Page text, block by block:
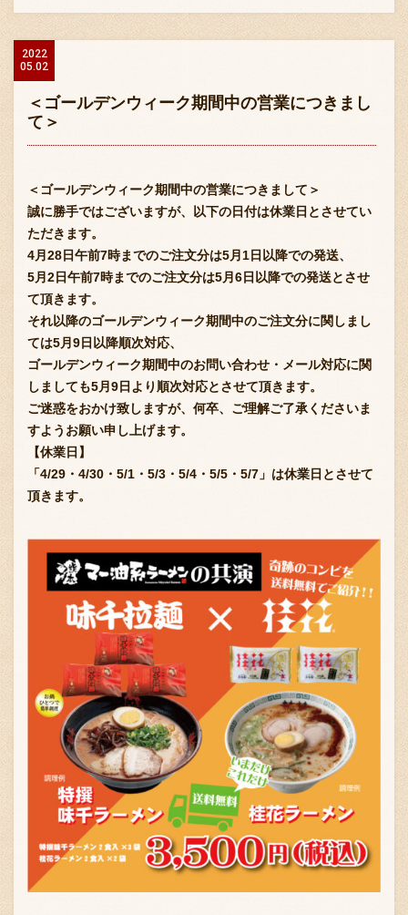
2022
05.02
＜ゴールデンウィーク期間中の営業につきまし
て＞
＜ゴールデンウィーク期間中の営業につきまして＞
誠に勝手ではございますが、以下の日付は休業日とさせてい
ただきます。
4月28日午前7時までのご注文分は5月1日以降での発送、
5月2日午前7時までのご注文分は5月6日以降での発送とさせ
て頂きます。
それ以降のゴールデンウィーク期間中のご注文分に関しまし
ては5月9日以降順次対応、
ゴールデンウィーク期間中のお問い合わせ・メール対応に関
しましても5月9日より順次対応とさせて頂きます。
ご迷惑をおかけ致しますが、何卒、ご理解ご了承くださいま
すようお願い申し上げます。
【休業日】
「4/29・4/30・5/1・5/3・5/4・5/5・5/7」は休業日とさせて
頂きます。